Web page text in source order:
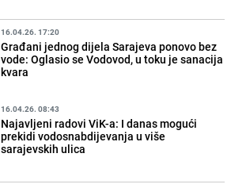
16.04.26. 17:20
Građani jednog dijela Sarajeva ponovo bez
vode: Oglasio se Vodovod, u toku je sanacija
kvara
16.04.26. 08:43
Najavljeni radovi ViK-a: I danas mogući
prekidi vodosnabdijevanja u više
sarajevskih ulica